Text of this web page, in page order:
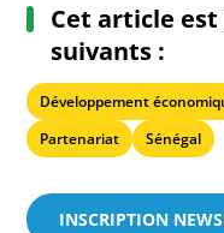
Cet article
suivants :
Développement
Partenariat
Sénégal
INSCRIPTION